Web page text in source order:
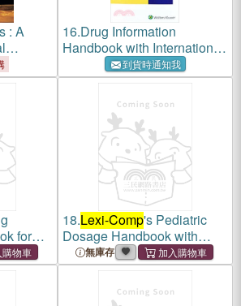
: A
16.Drug Information
Handbook with International
Trade Names Index (27th
Edition)
到貨時通知我
for
18.Lexi-Comp's Pediatric
Dosage Handbook with
International Trade Names
Index (2008-2009)
無庫存